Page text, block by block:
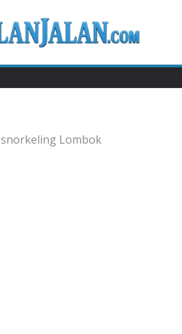
snorkeling Lombok